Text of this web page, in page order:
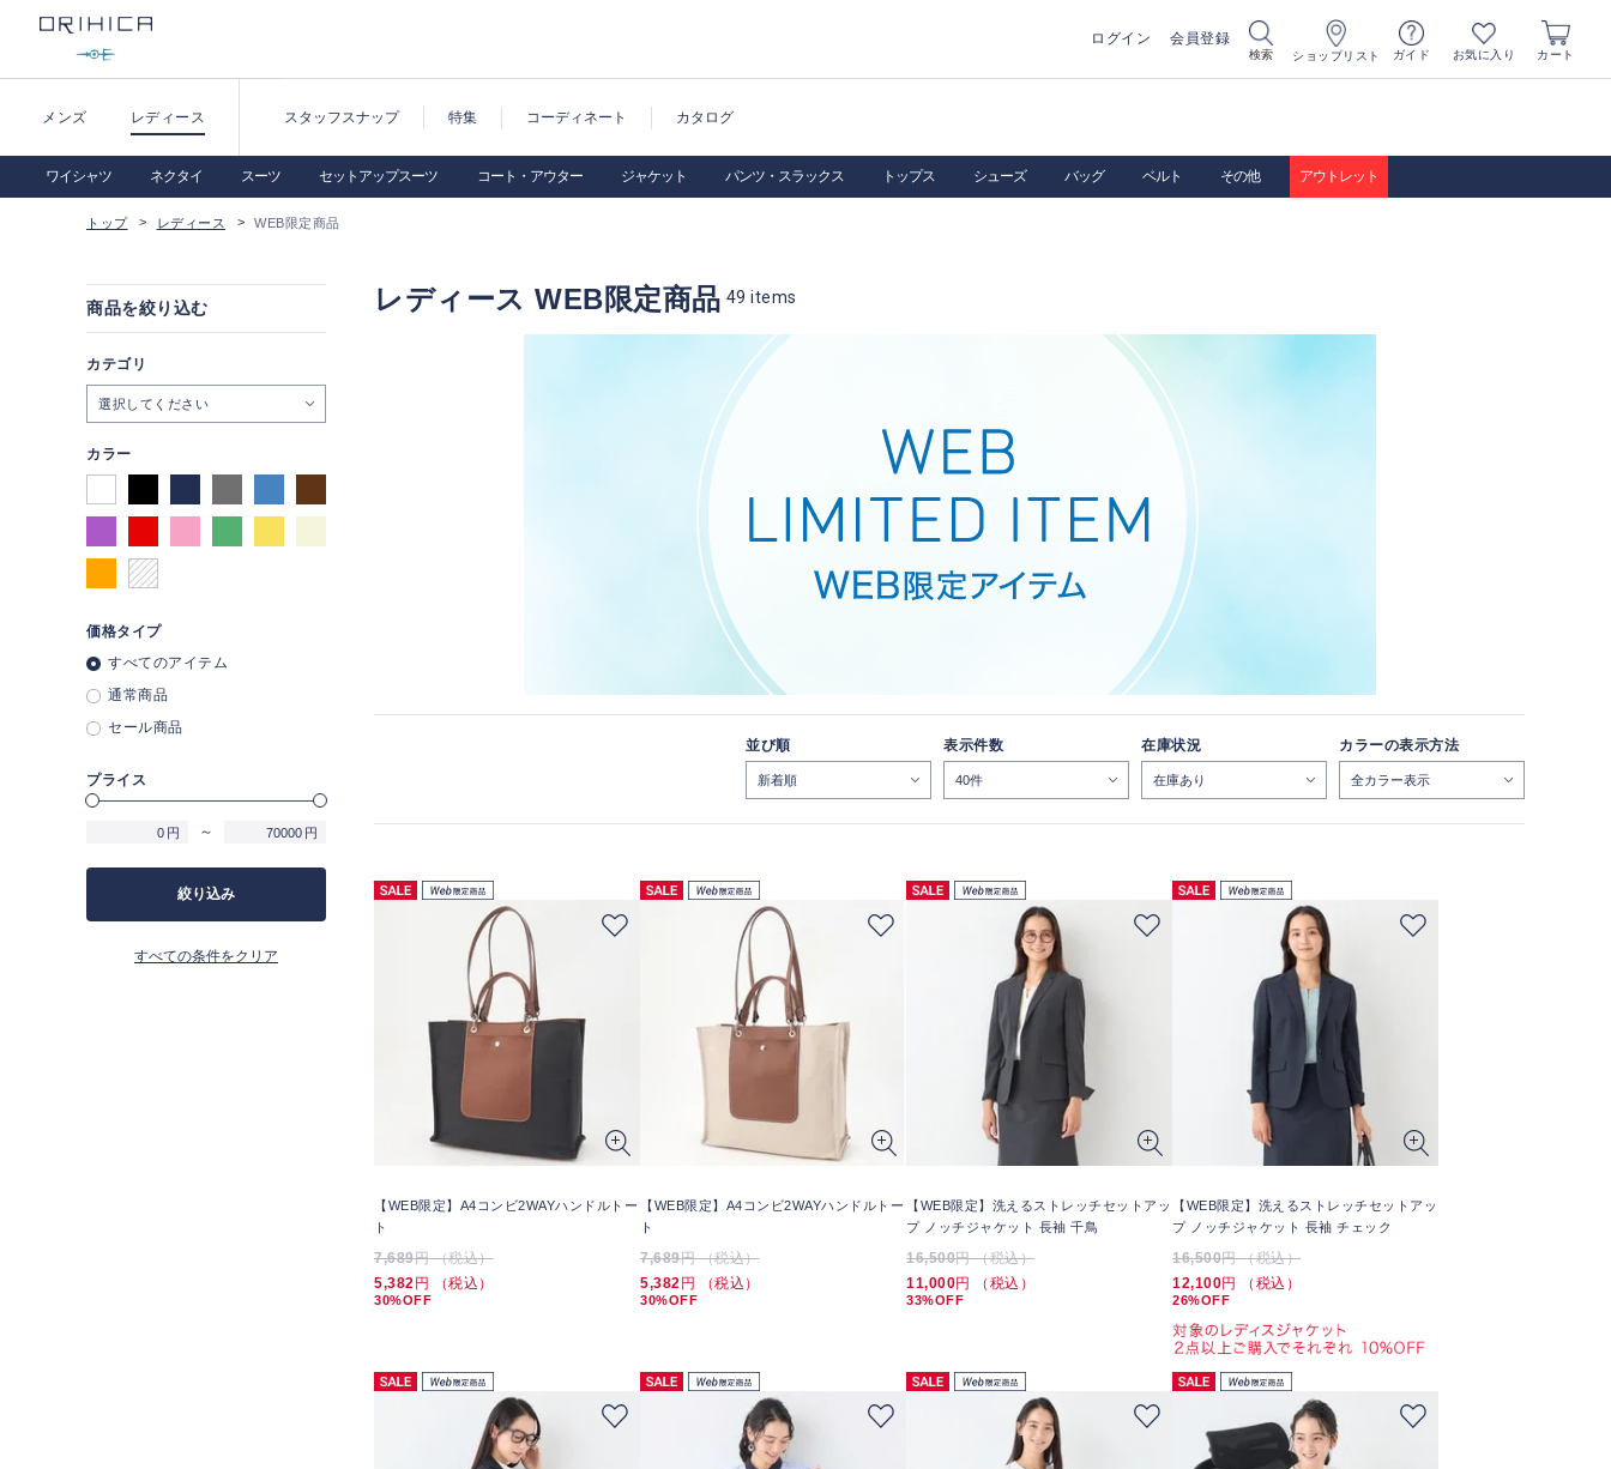
ログイン 会員登録
検索 ショップリスト ガイド お気に入り カート
メンズ レディース スタッフスナップ 特集 コーディネート カタログ
ワイシャツ ネクタイ スーツ セットアップスーツ コート・アウター ジャケット パンツ・スラックス トップス シューズ バッグ ベルト その他 アウトレット
トップ レディース WEB限定商品
レディース WEB限定商品 49 items
並び順 表示件数 在庫状況 カラーの表示方法
【WEB限定】A4コンビ2WAYハンドルトー
ト
7,689円 （税込）
5,382 円 （税込）
30%OFF
【WEB限定】A4コンビ2WAYハンドルトー
ト
7,689円 （税込）
5,382 円 （税込）
30%OFF
【WEB限定】洗えるストレッチセットアッ
プ ノッチジャケット 長袖 千鳥
16,500円 （税込）
11,000円 （税込）
33%OFF
【WEB限定】洗えるストレッチセットアッ
プ ノッチジャケット 長袖 チェック
16,500円 （税込）
12,100円 （税込）
26%OFF
商品を絞り込む
カテゴリ
選択してください
カラー
価格タイプ
すべてのアイテム
通常商品
セール商品
プライス
円 ～ 円
絞り込み
すべての条件をクリア